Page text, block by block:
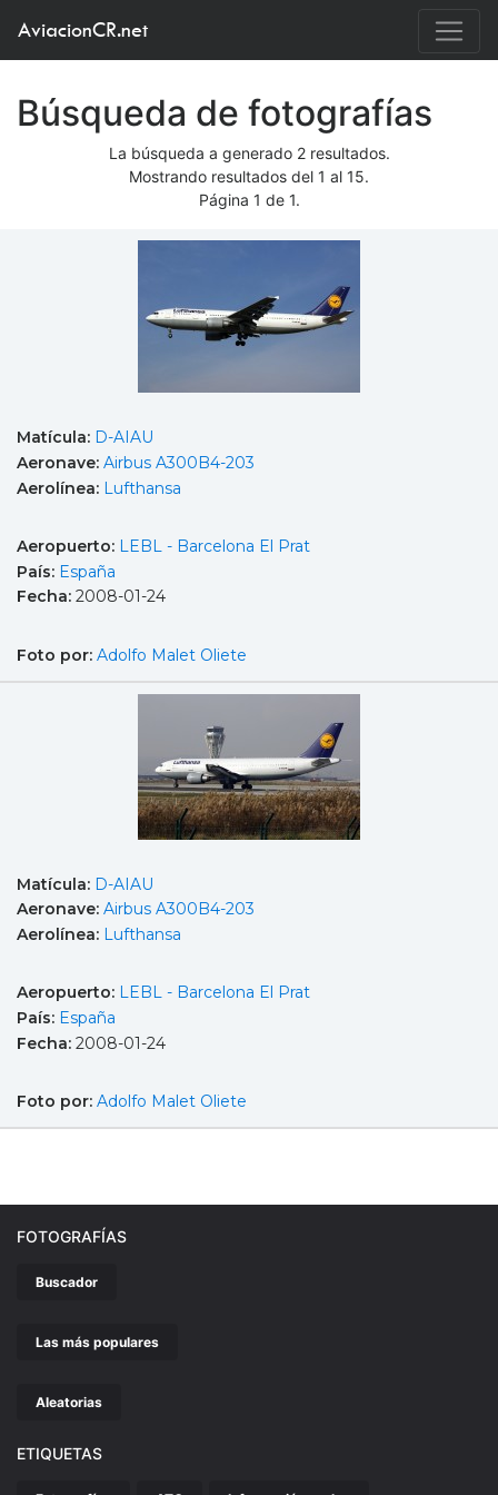
AviacionCR.net
Búsqueda de fotografías
La búsqueda a generado 2 resultados.
Mostrando resultados del 1 al 15.
Página 1 de 1.
Matícula: D-AIAU
Aeronave: Airbus A300B4-203
Aerolínea: Lufthansa
Aeropuerto: LEBL - Barcelona El Prat
País: España
Fecha: 2008-01-24
Foto por: Adolfo Malet Oliete
Matícula: D-AIAU
Aeronave: Airbus A300B4-203
Aerolínea: Lufthansa
Aeropuerto: LEBL - Barcelona El Prat
País: España
Fecha: 2008-01-24
Foto por: Adolfo Malet Oliete
FOTOGRAFÍAS
Buscador
Las más populares
Aleatorias
ETIQUETAS